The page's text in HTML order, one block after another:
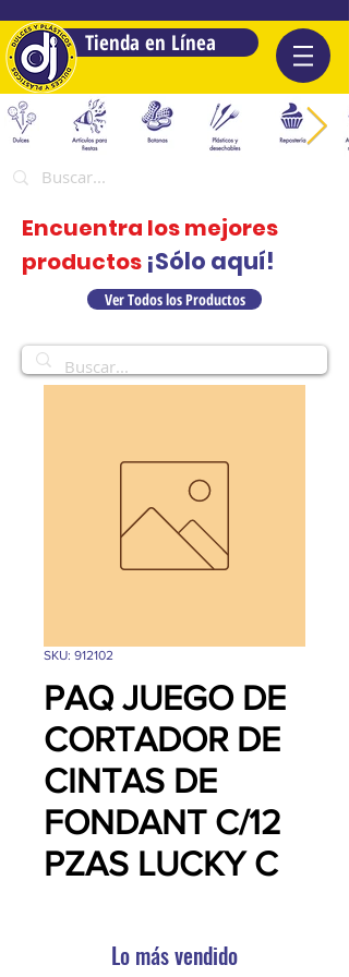
Tienda en Línea
Encuentra los mejores
productos ¡Sólo aquí!
Ver Todos los Productos
SKU: 912102
PAQ JUEGO DE
CORTADOR DE
CINTAS DE
FONDANT C/12
PZAS LUCKY C
Lo más vendido